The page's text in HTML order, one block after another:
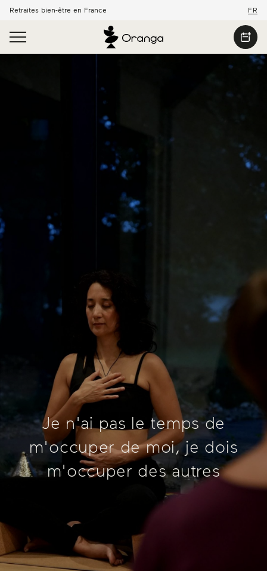
Retraites bien-être en France FR
Je n'ai pas le temps de
m'occuper de moi, je dois
m'occuper des autres